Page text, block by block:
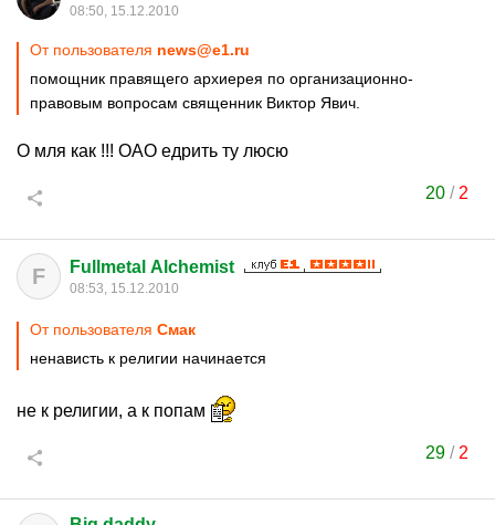
08:50, 15.12.2010
От пользователя news@e1.ru
помощник правящего архиерея по организационно-
правовым вопросам священник Виктор Явич.
О мля как !!! ОАО едрить ту люсю
20 / 2
F Fullmetal Alchemist
08:53, 15.12.2010
От пользователя Cмак
ненависть к религии начинается
не к религии, а к попам
29 / 2